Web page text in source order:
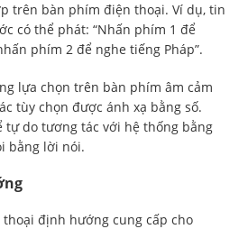
trên bàn phím điện thoại. Ví dụ, tin
có thể phát: “Nhấn phím 1 để
phím 2 để nghe tiếng Pháp”.
lựa chọn trên bàn phím âm cảm
tùy chọn được ánh xạ bằng số.
tự do tương tác với hệ thống bằng
bằng lời nói.
thoại định hướng cung cấp cho